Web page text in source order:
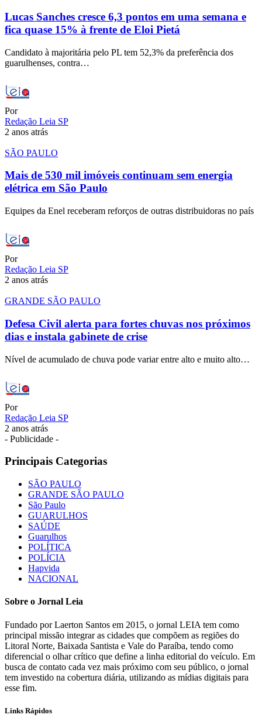
Lucas Sanches cresce 6,3 pontos em uma semana e
fica quase 15% à frente de Eloi Pietá
Candidato à majoritária pelo PL tem 52,3% da preferência dos
guarulhenses, contra…
Por
Redação Leia SP
2 anos atrás
SÃO PAULO
Mais de 530 mil imóveis continuam sem energia
elétrica em São Paulo
Equipes da Enel receberam reforços de outras distribuidoras no país
Por
Redação Leia SP
2 anos atrás
GRANDE SÃO PAULO
Defesa Civil alerta para fortes chuvas nos próximos
dias e instala gabinete de crise
Nível de acumulado de chuva pode variar entre alto e muito alto…
Por
Redação Leia SP
2 anos atrás
- Publicidade -
Principais Categorias
SÃO PAULO
GRANDE SÃO PAULO
São Paulo
GUARULHOS
SAÚDE
Guarulhos
POLÍTICA
POLÍCIA
Hapvida
NACIONAL
Sobre o Jornal Leia
Fundado por Laerton Santos em 2015, o jornal LEIA tem como
principal missão integrar as cidades que compõem as regiões do
Litoral Norte, Baixada Santista e Vale do Paraíba, tendo como
diferencial o olhar crítico que define a linha editorial do veículo. Em
busca de contato cada vez mais próximo com seu público, o jornal
tem investido na cobertura diária, utilizando as mídias digitais para
esse fim.
Links Rápidos